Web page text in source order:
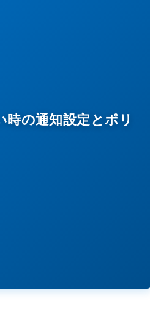
の通知設定とポリ